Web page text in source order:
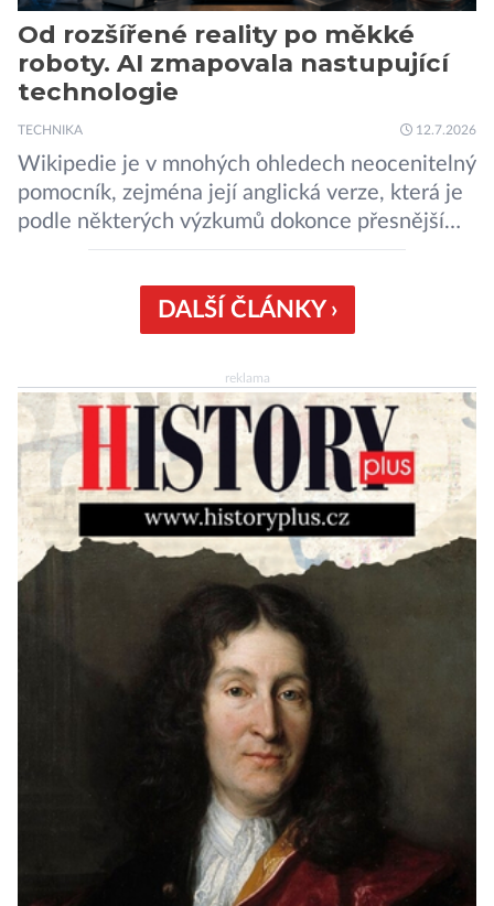
Od rozšířené reality po měkké
roboty. AI zmapovala nastupující
technologie
TECHNIKA 12.7.2026
Wikipedie je v mnohých ohledech neocenitelný
pomocník, zejména její anglická verze, která je
podle některých výzkumů dokonce přesnější
než slavná Encyclopedia Britannica. Nyní se
křišťálovou kouli, ze které umělá inteligence
věštila, které technologie v dohledné
Za vším stojí australští výzkumníci, kteří pomocí
umělé inteligence a […]
DALŠÍ ČLÁNKY ›
reklama